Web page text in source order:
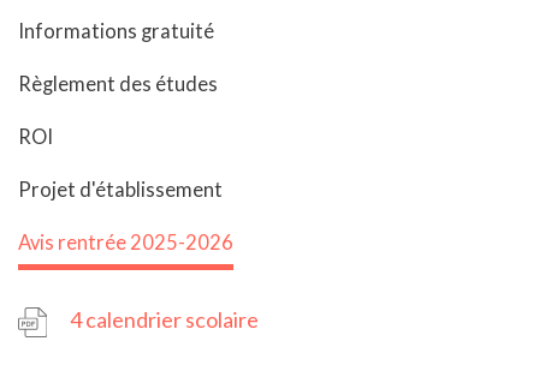
Informations gratuité
Règlement des études
ROI
Projet d'établissement
Avis rentrée 2025-2026
4 calendrier scolaire